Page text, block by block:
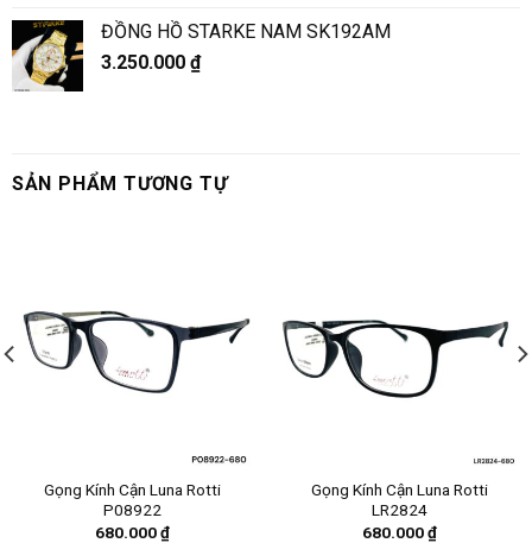
ĐỒNG HỒ STARKE NAM SK192AM
3.250.000 ₫
SẢN PHẨM TƯƠNG TỰ
Gọng Kính Cận Luna Rotti
P08922
680.000₫
Gọng Kính Cận Luna Rotti
LR2824
680.000₫